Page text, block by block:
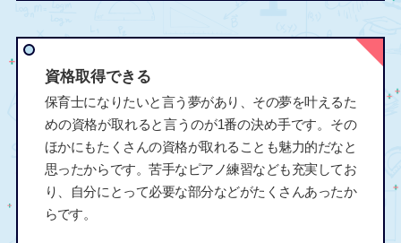
資格取得できる
保育士になりたいと言う夢があり、その夢を叶えるた
めの資格が取れると言うのが1番の決め手です。その
ほかにもたくさんの資格が取れることも魅力的だなと
思ったからです。苦手なピアノ練習なども充実してお
り、自分にとって必要な部分などがたくさんあったか
らです。